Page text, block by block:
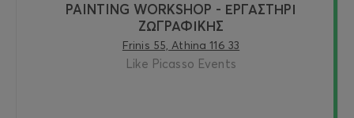
PAINTING WORKSHOP - ΕΡΓΑΣΤΗΡΙ
ΖΩΓΡΑΦΙΚΗΣ
Frinis 55, Athina 116 33
Like Picasso Events